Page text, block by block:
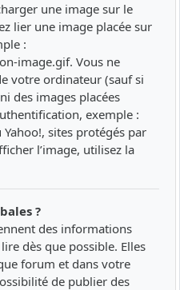
une image sur le
lier une image placée sur
:
image.gif. Vous ne
votre ordinateur (sauf si
des images placées
exemple :
sites protégés par
l’image, utilisez la
?
des informations
dès que possible. Elles
forum et dans votre
de publier des